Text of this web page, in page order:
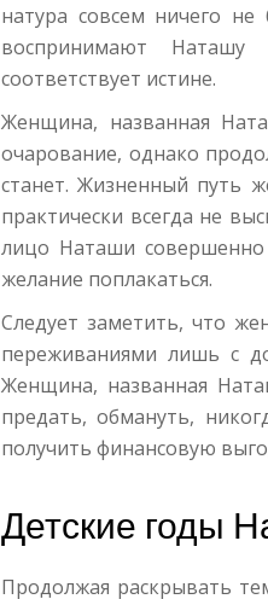
натура совсем ничего
воспринимают Наташу
соответствует истине.
Женщина, названная
очарование, однако
станет. Жизненный путь
практически всегда не
лицо Наташи
желание поплакаться.
Следует заметить, что
переживаниями лишь с
Женщина, названная
предать, обмануть,
получить финансовую
Детские годы
Продолжая раскрывать